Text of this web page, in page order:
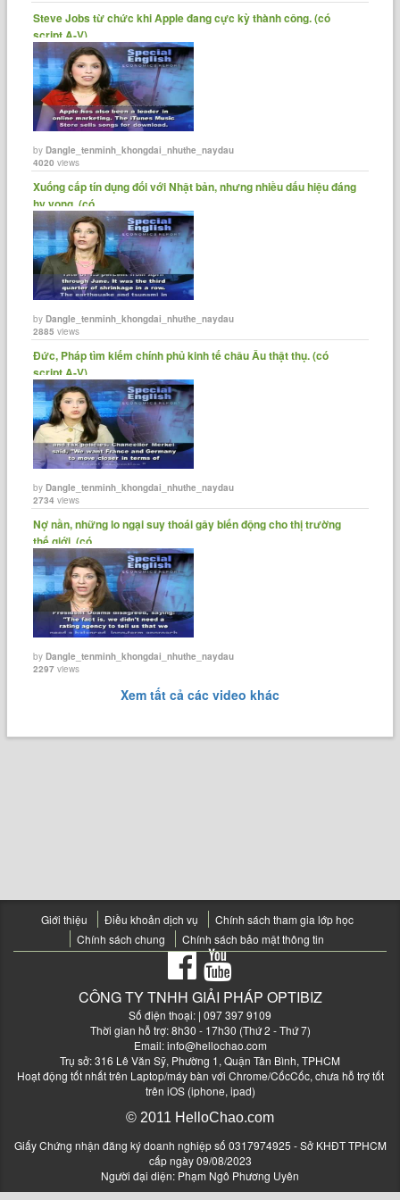
Steve Jobs từ chức khi Apple đang cực kỳ thành công. (có
script A-V)
byDangle_tenminh_khongdai_nhuthe_naydau
4020 views
Xuống cấp tín dụng đối với Nhật bản, nhưng nhiều dấu hiệu đáng
hy vọng. (có......
byDangle_tenminh_khongdai_nhuthe_naydau
2885 views
Đức, Pháp tìm kiếm chính phủ kinh tế châu Âu thật thụ. (có
script A-V)
byDangle_tenminh_khongdai_nhuthe_naydau
2734 views
Nợ nần, những lo ngại suy thoái gây biến động cho thị trường
thế giới. (có......
byDangle_tenminh_khongdai_nhuthe_naydau
2297 views
Xem tất cả các video khác
Giới thiệu Điều khoản dịch vụ
Chính sách tham gia lớp học
Chính sách chung
Chính sách bảo mật thông tin
CÔNG TY TNHH GIẢI PHÁP OPTIBIZ
Số điện thoại: | 097 397 9109
Thời gian hỗ trợ: 8h30 - 17h30 (Thứ 2 - Thứ 7)
Email:info@hellochao.com
Trụ sở: 316 Lê Văn Sỹ, Phường 1, Quận Tân Bình, TPHCM
Hoạt động tốt nhất trên Laptop/máy bàn với Chrome/CốcCốc, chưa hỗ trợ tốt
trên iOS (iphone, ipad)
© 2011 HelloChao.com
Giấy Chứng nhận đăng ký doanh nghiệp số 0317974925 - Sở KHĐT TPHCM
cấp ngày 09/08/2023
Người đại diện: Phạm Ngô Phương Uyên